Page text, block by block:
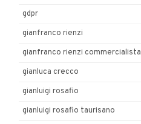
gdpr
gianfranco rienzi
gianfranco rienzi commercialista
gianluca crecco
gianluigi rosafio
gianluigi rosafio taurisano